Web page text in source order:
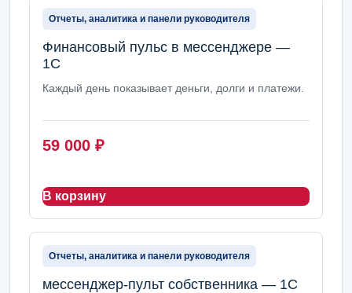
Отчеты, аналитика и панели руководителя
Финансовый пульс в мессенджере —
1С
Каждый день показывает деньги, долги и платежи.
59 000 ₽
В корзину
Отчеты, аналитика и панели руководителя
мессенджер-пульт собственника — 1С